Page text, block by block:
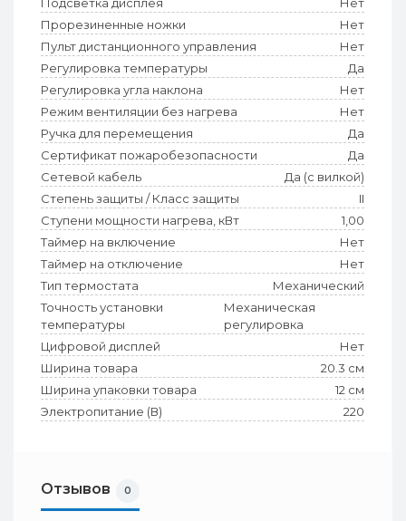
Прорезиненные ножки
Нет
Пульт дистанционного управления
Нет
Регулировка температуры
Да
Регулировка угла наклона
Нет
Режим вентиляции без нагрева
Нет
Ручка для перемещения
Да
Сертификат пожаробезопасности
Да
Сетевой кабель
Да (с вилкой)
Степень защиты / Класс защиты
II
Ступени мощности нагрева, кВт
1,00
Таймер на включение
Нет
Таймер на отключение
Нет
Тип термостата
Механический
Точность установки
температуры
Механическая
регулировка
Цифровой дисплей
Нет
Ширина товара
20.3 см
Ширина упаковки товара
12 см
Электропитание (В)
220
Отзывов 0